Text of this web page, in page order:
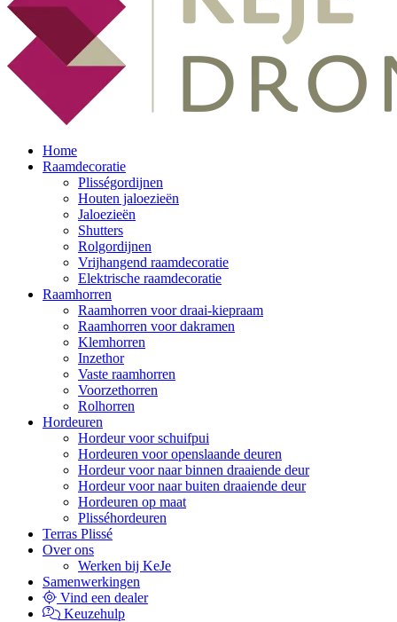
Home
Raamdecoratie
Plisségordijnen
Houten jaloezieën
Jaloezieën
Shutters
Rolgordijnen
Vrijhangend raamdecoratie
Elektrische raamdecoratie
Raamhorren
Raamhorren voor draai-kiepraam
Raamhorren voor dakramen
Klemhorren
Inzethor
Vaste raamhorren
Voorzethorren
Rolhorren
Hordeuren
Hordeur voor schuifpui
Hordeuren voor openslaande deuren
Hordeur voor naar binnen draaiende deur
Hordeur voor naar buiten draaiende deur
Hordeuren op maat
Plisséhordeuren
Terras Plissé
Over ons
Werken bij KeJe
Samenwerkingen
Vind een dealer
Keuzehulp